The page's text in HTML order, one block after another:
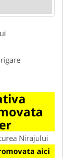
Nirajului
aici